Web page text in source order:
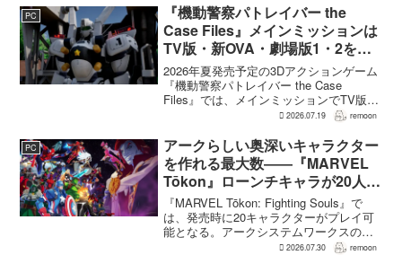
はエンディングへ収束...
PC
『機動警察パトレイバー the
Case Files』メインミッションは
TV版・新OVA・劇場版1・2をカ
バー。零式とヘルハウンドを動か
すため“アナザーサイドミッショ
ン”を実装
2026年夏発売予定の3Dアクションゲーム
『機動警察パトレイバー the Case
Files』では、メインミッションでTV版、
新OVA、劇場版第1作・第2作の範囲をカ
ーを務めるグッドスマイルカンパニー
の...
2026.07.19 remoon
PC
アークらしい奥深いキャラクター
を作れる最大数――『MARVEL
Tōkon』ローンチキャラが20人に
なった理由
『MARVEL Tōkon: Fighting Souls』で
は、発売時に20キャラクターがプレイ可
能となる。アークシステムワークスの山
中丈嗣プロデューサーは、この人数につ
2026.07.30 remoon